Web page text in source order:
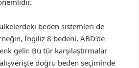
beden sistemleri de
İngiliz 8 bedeni, ABD’de
gelir. Bu tür karşılaştırmalar
doğru beden seçiminde